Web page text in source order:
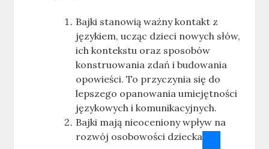
Bajki stanowią ważny kontakt z
językiem, ucząc dzieci nowych słów,
ich kontekstu oraz sposobów
konstruowania zdań i budowania
opowieści. To przyczynia się do
lepszego opanowania umiejętności
językowych i komunikacyjnych.
Bajki mają nieoceniony wpływ na
rozwój osobowości dziecka